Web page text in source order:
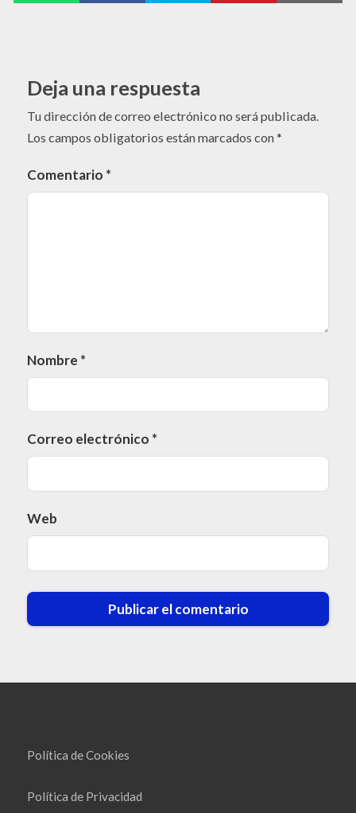
Deja una respuesta
Tu dirección de correo electrónico no será publicada.
Los campos obligatorios están marcados con*
Comentario *
Nombre *
Correo electrónico *
Web
Política de Cookies
Política de Privacidad